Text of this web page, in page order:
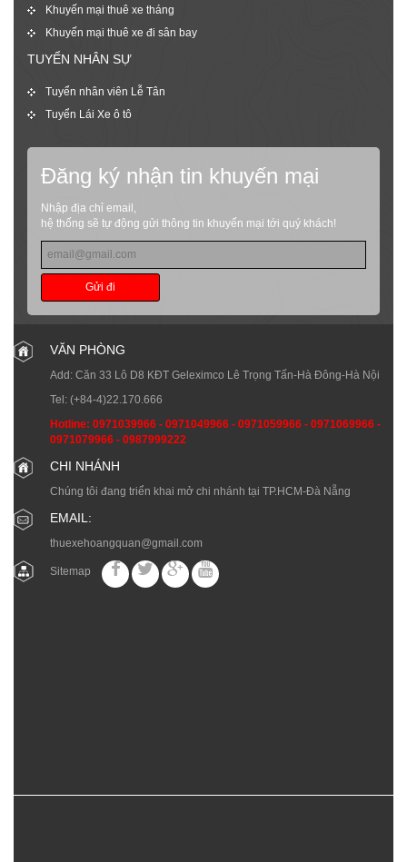
Khuyến mại thuê xe tháng
Khuyến mại thuê xe đi sân bay
TUYỂN NHÂN SỰ
Tuyển nhân viên Lễ Tân
Tuyển Lái Xe ô tô
Đăng ký nhận tin khuyến mại
Nhập địa chỉ email,
hệ thống sẽ tự động gửi thông tin khuyến mại tới quý khách!
Gửi đi
VĂN PHÒNG
Add: Căn 33 Lô D8 KĐT Geleximco Lê Trọng Tấn-Hà Đông-Hà Nội
Tel: (+84-4)22.170.666
Hotline: 0971039966 - 0971049966 - 0971059966 - 0971069966 -
0971079966 - 0987999222
CHI NHÁNH
Chúng tôi đang triển khai mở chi nhánh tại TP.HCM-Đà Nẵng
EMAIL:
thuexehoangquan@gmail.com
Sitemap